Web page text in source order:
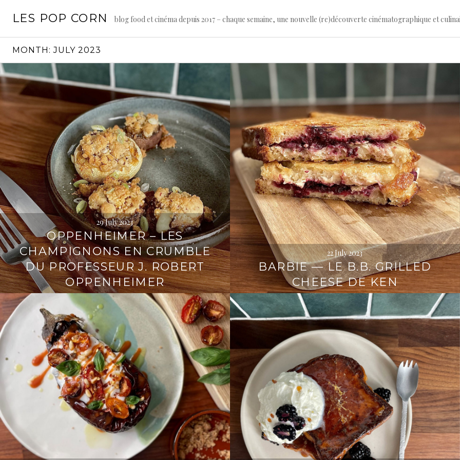
LES POP CORN blog food et cinéma depuis 2017 – chaque semaine, une nouvelle (re)découverte cinématographique et
MONTH:JULY 2023
29 July 2023
OPPENHEIMER – LES
CHAMPIGNONS EN CRUMBLE
DU PROFESSEUR J. ROBERT
OPPENHEIMER
22 July 2023
BARBIE — LE B.B. GRILLED
CHEESE DE KEN